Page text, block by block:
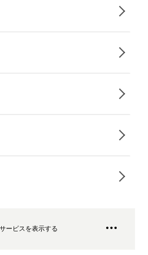
ービスを表示する